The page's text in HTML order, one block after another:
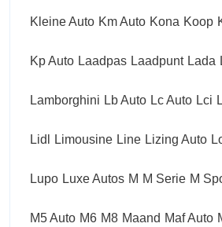
Kleine Auto Km Auto Kona Koop
Kp Auto Laadpas Laadpunt Lada
Lamborghini Lb Auto Lc Auto Lci
Lidl Limousine Line Lizing Auto
Lupo Luxe Autos M M Serie M
M5 Auto M6 M8 Maand Maf Auto